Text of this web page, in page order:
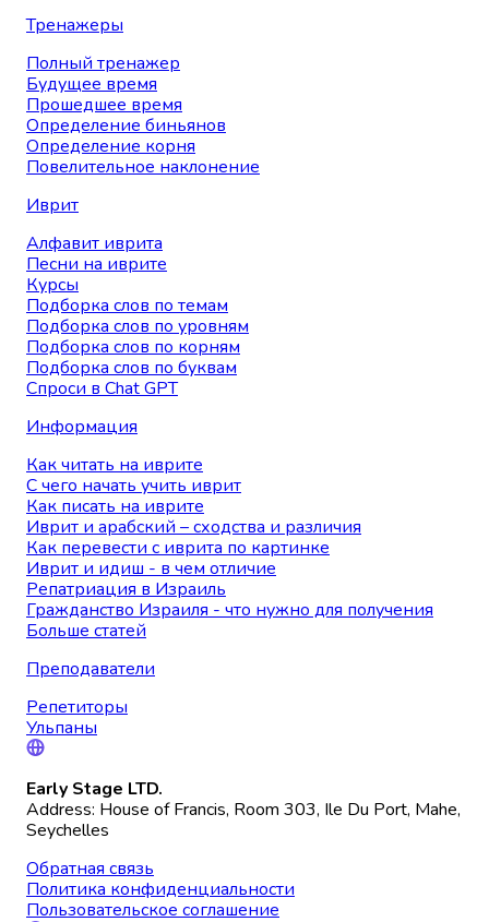
Тренажеры
Полный тренажер
Будущее время
Прошедшее время
Определение биньянов
Определение корня
Повелительное наклонение
Иврит
Алфавит иврита
Песни на иврите
Курсы
Подборка слов по темам
Подборка слов по уровням
Подборка слов по корням
Подборка слов по буквам
Спроси в Chat GPT
Информация
Как читать на иврите
С чего начать учить иврит
Как писать на иврите
Иврит и арабский – сходства и различия
Как перевести с иврита по картинке
Иврит и идиш - в чем отличие
Репатриация в Израиль
Гражданство Израиля - что нужно для получения
Больше статей
Преподаватели
Репетиторы
Ульпаны
Early Stage LTD.
Address: House of Francis, Room 303, Ile Du Port, Mahe,
Seychelles
Обратная связь
Политика конфиденциальности
Пользовательское соглашение